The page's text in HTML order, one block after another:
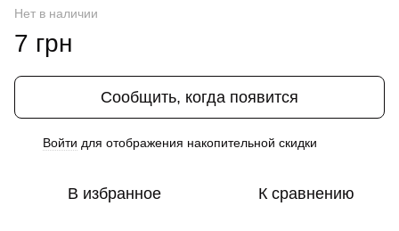
Нет в наличии
7 грн
Сообщить, когда появится
Войти для отображения накопительной скидки
В избранное К сравнению